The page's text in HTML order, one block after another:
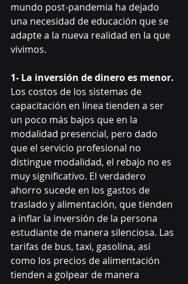
mundo post-pandemia ha dejado
una necesidad de educación que se
adapte a la nueva realidad en la que
vivimos.
1- La inversión de dinero es menor.
Los costos de los sistemas de
capacitación en línea tienden a ser
un poco más bajos que en la
modalidad presencial, pero dado
que el servicio profesional no
distingue modalidad, el rebajo no es
muy significativo. El verdadero
ahorro sucede en los gastos de
traslado y alimentación, que tienden
a inflar la inversión de la persona
estudiante de manera silenciosa. Las
tarifas de bus, taxi, gasolina, así
como los precios de alimentación
tienden a golpear de manera